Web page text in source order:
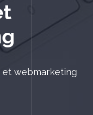
et webmarketing